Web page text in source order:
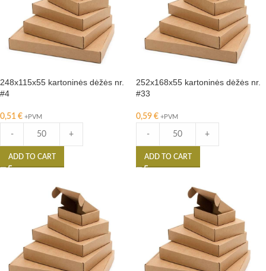
248x115x55 kartoninės dėžės nr.
#4
0,51 € +PVM
- +
ADD TO CART
252x168x55 kartoninės dėžės nr.
#33
0,59 € +PVM
- +
ADD TO CART